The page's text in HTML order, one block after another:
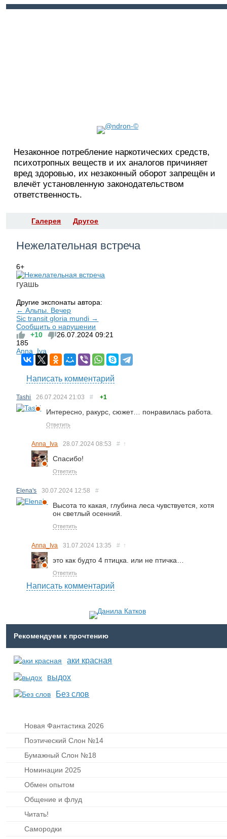
Незаконное потребление наркотических средств,
психотропных веществ и их аналогов причиняет
вред здоровью, их незаконный оборот запрещён и
влечёт установленную законодательством
ответственность.
Галерея Другое
Нежелательная встреча
6+
гуашь
Другие экспонаты автора:
← Альпы. Вечер
Sic transit gloria mundi →
Сообщить о нарушении
+10
26.07.2024 09:21
185
Anna_Iva
Написать комментарий
Tashi 26.07.2024 21:03 # +1
Интересно, ракурс, сюжет… понравилась работа.
Ответить
Anna_Iva 28.07.2024 08:53 # ↑
Спасибо!
Ответить
Elena's 30.07.2024 12:58 #
Высота то какая, глубина леса чувствуется, хотя
он светлый осенний.
Ответить
Anna_Iva 31.07.2024 13:35 # ↑
это как будто 4 птицка. или не птичка…
Ответить
Написать комментарий
Рекомендуем к прочтению
аки красная
выдох
Без слов
Новая Фантастика 2026
Поэтический Слон №14
Бумажный Слон №18
Номинации 2025
Обмен опытом
Общение и флуд
Читать!
Самородки